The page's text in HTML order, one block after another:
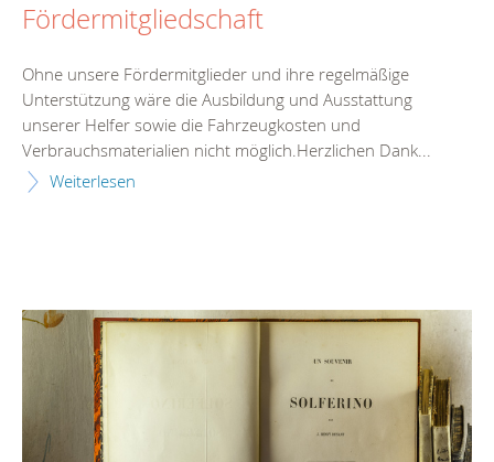
Fördermitgliedschaft
Ohne unsere Fördermitglieder und ihre regelmäßige
Unterstützung wäre die Ausbildung und Ausstattung
unserer Helfer sowie die Fahrzeugkosten und
Verbrauchsmaterialien nicht möglich.Herzlichen Dank...
Weiterlesen